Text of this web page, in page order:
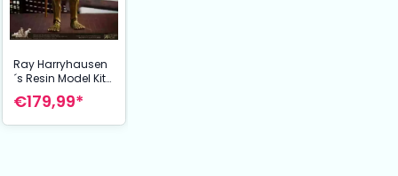
Ray Harryhausen
´s Resin Model Kit
Minaton 30 cm
€179,99*